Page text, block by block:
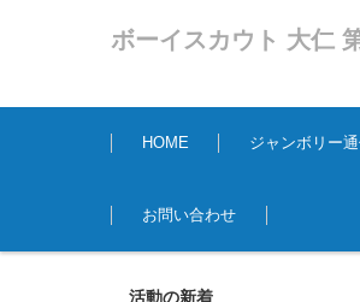
ボーイスカウト 大仁
コンテンツに移動
HOME
ジャンボリー
お問い合わせ
活動の新着